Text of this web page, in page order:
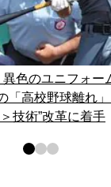
異色のユニフォ
「高校野球離れ
技術”改革に着手